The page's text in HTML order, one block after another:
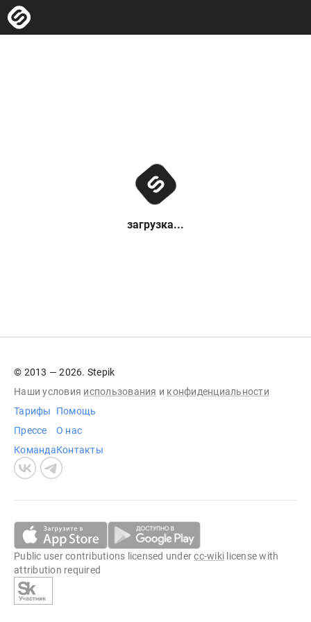
загрузка...
© 2013 — 2026. Stepik
Наши условия использования и конфиденциальности
Тарифы
Прессе
Команда
Помощь
О нас
Контакты
Public user contributions licensed undercc-wiki license with
attribution required